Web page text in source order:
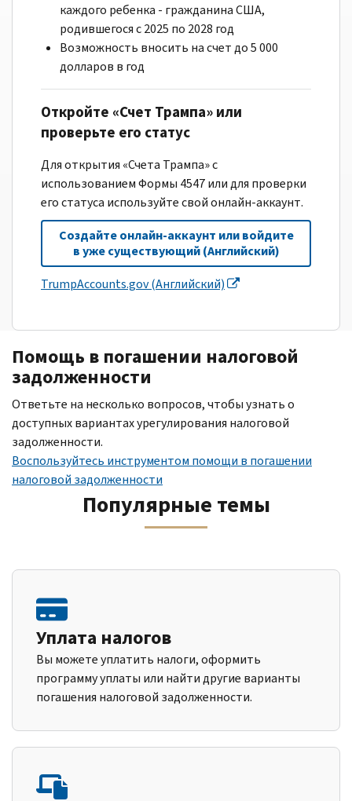
каждого ребенка - гражданина США,
родившегося с 2025 по 2028 год
Возможность вносить на счет до 5 000
долларов в год
Откройте «Счет Трампа» или
проверьте его статус
Для открытия «Счета Трампа» с
использованием Формы 4547 или для проверки
его статуса используйте свой онлайн-аккаунт.
Создайте онлайн-аккаунт или войдите
в уже существующий (Английский)
TrumpAccounts.gov (Английский)
Помощь в погашении налоговой
задолженности
Ответьте на несколько вопросов, чтобы узнать о
доступных вариантах урегулирования налоговой
задолженности.
Воспользуйтесь инструментом помощи в погашении
налоговой задолженности
Популярные темы
Уплата налогов
Вы можете уплатить налоги, оформить
программу уплаты или найти другие варианты
погашения налоговой задолженности.